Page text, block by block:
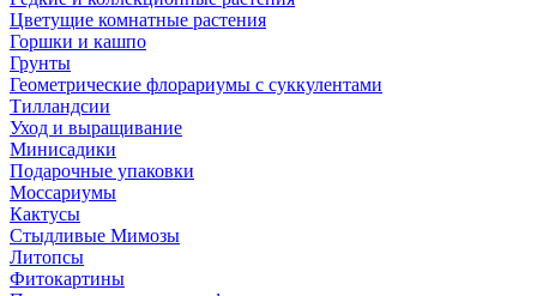
Цветущие комнатные растения
Горшки и кашпо
Грунты
Геометрические флорариумы с суккулентами
Тилландсии
Уход и выращивание
Минисадики
Подарочные упаковки
Моссариумы
Кактусы
Стыдливые Мимозы
Литопсы
Фитокартины